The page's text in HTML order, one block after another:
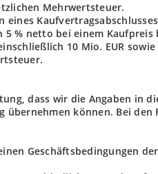
Mehrwertsteuer.
eines
% netto bei einem
10 Mio. EUR
dass wir die Angaben in
übernehmen können. Bei den
Geschäftsbedingungen